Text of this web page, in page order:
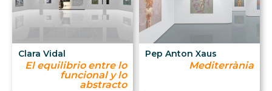
Clara Vidal
El equilibrio entre lo
funcional y lo
abstracto
Pep Anton Xaus
Mediterrània